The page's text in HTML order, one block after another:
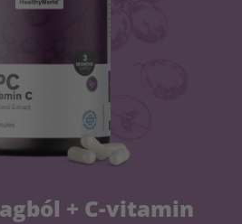
+ C-vitamin